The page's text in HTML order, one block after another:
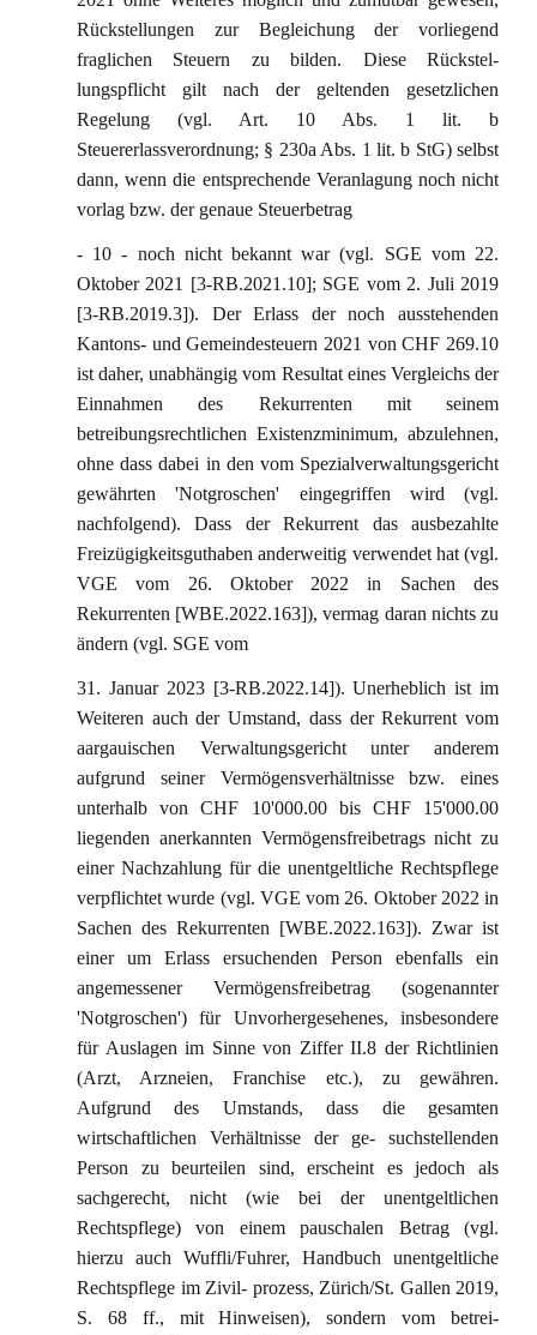
Rückstellungen zur Begleichung der vorliegend
fraglichen Steuern zu bilden. Diese Rückstel-
lungspflicht gilt nach der geltenden gesetzlichen
Regelung (vgl. Art. 10 Abs. 1 lit. b
Steuererlassverordnung; § 230a Abs. 1 lit. b StG) selbst
dann, wenn die entsprechende Veranlagung noch nicht
vorlag bzw. der genaue Steuerbetrag
- 10 - noch nicht bekannt war (vgl. SGE vom 22.
Oktober 2021 [3-RB.2021.10]; SGE vom 2. Juli 2019
[3-RB.2019.3]). Der Erlass der noch ausstehenden
Kantons- und Gemeindesteuern 2021 von CHF 269.10
ist daher, unabhängig vom Resultat eines Vergleichs der
Einnahmen des Rekurrenten mit seinem
betreibungsrechtlichen Existenzminimum, abzulehnen,
ohne dass dabei in den vom Spezialverwaltungsgericht
gewährten 'Notgroschen' eingegriffen wird (vgl.
nachfolgend). Dass der Rekurrent das ausbezahlte
Freizügigkeitsguthaben anderweitig verwendet hat (vgl.
VGE vom 26. Oktober 2022 in Sachen des
Rekurrenten [WBE.2022.163]), vermag daran nichts zu
ändern (vgl. SGE vom
31. Januar 2023 [3-RB.2022.14]). Unerheblich ist im
Weiteren auch der Umstand, dass der Rekurrent vom
aargauischen Verwaltungsgericht unter anderem
aufgrund seiner Vermögensverhältnisse bzw. eines
unterhalb von CHF 10'000.00 bis CHF 15'000.00
liegenden anerkannten Vermögensfreibetrags nicht zu
einer Nachzahlung für die unentgeltliche Rechtspflege
verpflichtet wurde (vgl. VGE vom 26. Oktober 2022 in
Sachen des Rekurrenten [WBE.2022.163]). Zwar ist
einer um Erlass ersuchenden Person ebenfalls ein
angemessener Vermögensfreibetrag (sogenannter
'Notgroschen') für Unvorhergesehenes, insbesondere
für Auslagen im Sinne von Ziffer II.8 der Richtlinien
(Arzt, Arzneien, Franchise etc.), zu gewähren.
Aufgrund des Umstands, dass die gesamten
wirtschaftlichen Verhältnisse der ge- suchstellenden
Person zu beurteilen sind, erscheint es jedoch als
sachgerecht, nicht (wie bei der unentgeltlichen
Rechtspflege) von einem pauschalen Betrag (vgl.
hierzu auch Wuffli/Fuhrer, Handbuch unentgeltliche
Rechtspflege im Zivil- prozess, Zürich/St. Gallen 2019,
S. 68 ff., mit Hinweisen), sondern vom betrei-